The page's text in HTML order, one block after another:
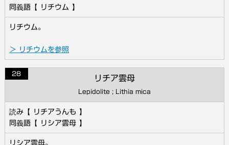
リチウム
リチウム。
＞ リチウムを参照
28
リチア雲母
Lepidolite ; Lithia mica
リチアうんも
リシア雲母
リシア雲母。